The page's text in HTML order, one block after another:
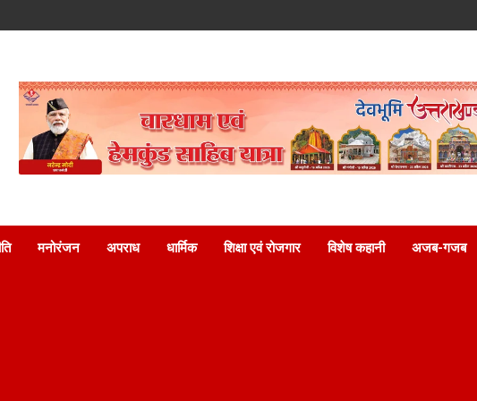
मनोरंजन अपराध धार्मिक शिक्षा एवं रोजगार विशेष कहानी अजब-गजब